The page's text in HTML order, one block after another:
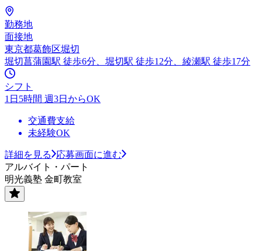
勤務地
面接地
東京都葛飾区堀切
堀切菖蒲園駅 徒歩6分、堀切駅 徒歩12分、綾瀬駅 徒歩17分
シフト
1日5時間 週3日からOK
交通費支給
未経験OK
詳細を見る
応募画面に進む
アルバイト・パート
明光義塾 金町教室